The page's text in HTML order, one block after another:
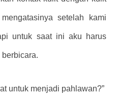
setelah kami
untuk saat ini aku harus
untuk menjadi pahlawan?”